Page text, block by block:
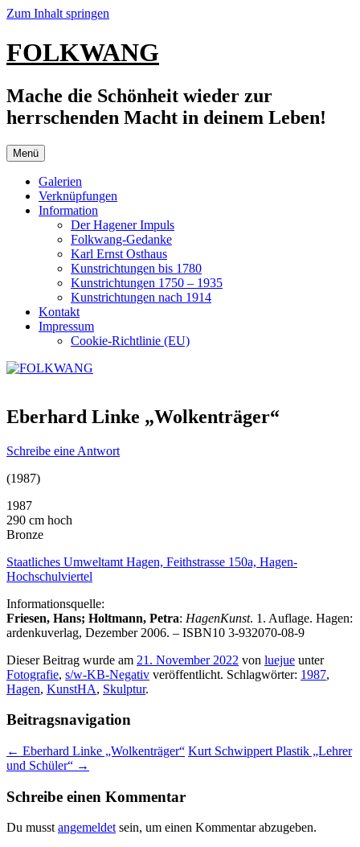
Zum Inhalt springen
FOLKWANG
Mache die Schönheit wieder zur
herrschenden Macht in deinem Leben!
Menü
Galerien
Verknüpfungen
Information
Der Hagener Impuls
Folkwang-Gedanke
Karl Ernst Osthaus
Kunstrichtungen bis 1780
Kunstrichtungen 1750 – 1935
Kunstrichtungen nach 1914
Kontakt
Impressum
Cookie-Richtlinie (EU)
Eberhard Linke „Wolkenträger“
Schreibe eine Antwort
(1987)
1987
290 cm hoch
Bronze
Staatliches Umweltamt Hagen, Feithstrasse 150a, Hagen-
Hochschulviertel
Informationsquelle:
Friesen, Hans; Holtmann, Petra: HagenKunst. 1. Auflage. Hagen:
ardenkuverlag, Dezember 2006. – ISBN10 3-932070-08-9
Dieser Beitrag wurde am 21. November 2022 von luejue unter
Fotografie, s/w-KB-Negativ veröffentlicht. Schlagwörter: 1987,
Hagen, KunstHA, Skulptur.
Beitragsnavigation
← Eberhard Linke „Wolkenträger“ Kurt Schwippert Plastik „Lehrer
und Schüler“ →
Schreibe einen Kommentar
Du musstangemeldetsein, um einen Kommentar abzugeben.